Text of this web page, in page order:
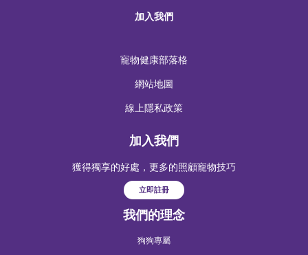
加入我們
寵物健康部落格
網站地圖
線上隱私政策
加入我們
獲得獨享的好處，更多的照顧寵物技巧
立即註冊
我們的理念
狗狗專屬